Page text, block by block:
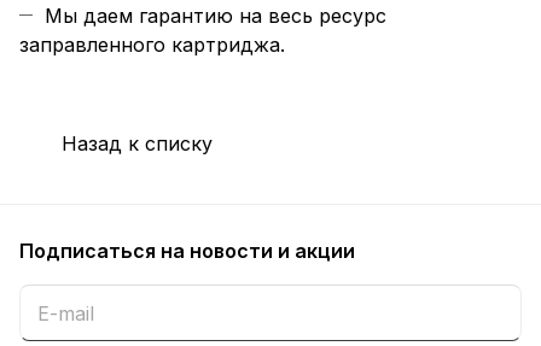
Мы даем гарантию на весь ресурс
заправленного картриджа.
Назад к списку
Подписаться на новости и акции